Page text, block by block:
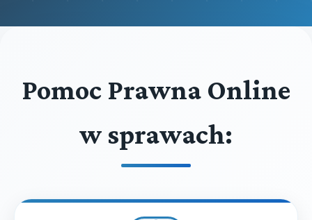
Pomoc Prawna Online
w sprawach: